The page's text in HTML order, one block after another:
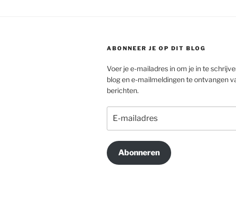
ABONNEER JE OP DIT BLOG
Voer je e-mailadres in om je in te
blog en e-mailmeldingen te ontvangen
berichten.
mailadres
Abonneren